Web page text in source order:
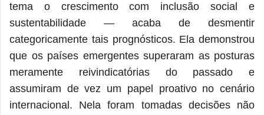
tema o crescimento com inclusão social e
sustentabilidade — acaba de desmentir
categoricamente tais prognósticos. Ela demonstrou
que os países emergentes superaram as posturas
meramente reivindicatórias do passado e
assumiram de vez um papel proativo no cenário
internacional. Nela foram tomadas decisões não